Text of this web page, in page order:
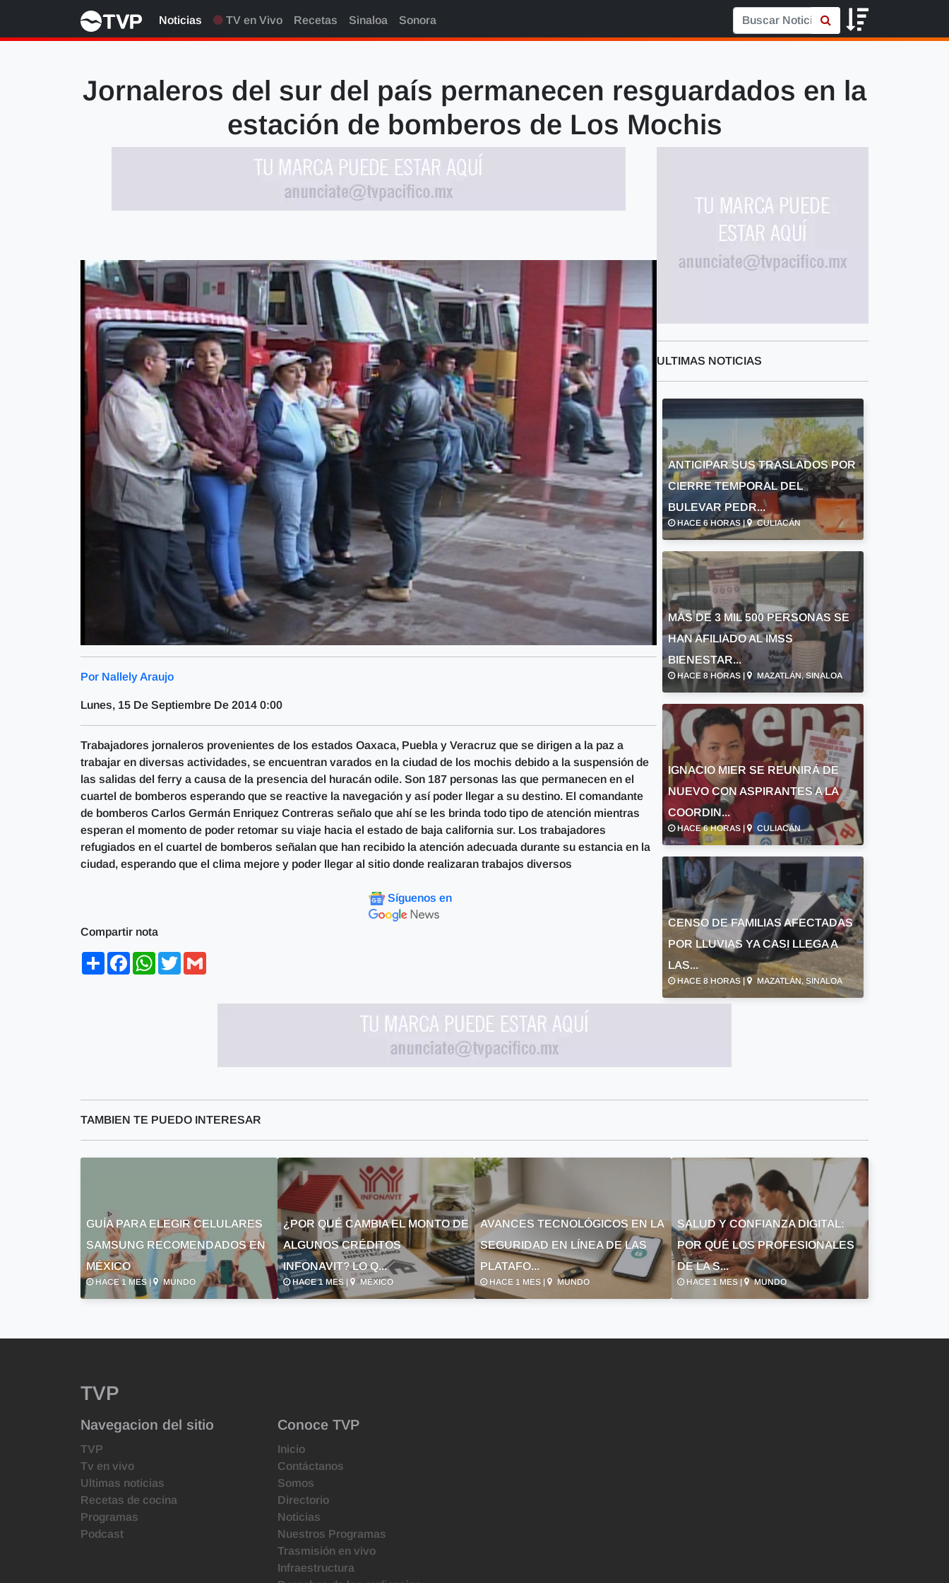
Noticias TV en Vivo Recetas Sinaloa Sonora
Jornaleros del sur del país permanecen resguardados en la
estación de bomberos de Los Mochis
Por Nallely Araujo
Lunes, 15 De Septiembre De 2014 0:00
Trabajadores jornaleros provenientes de los estados Oaxaca, Puebla y Veracruz que se dirigen a la paz a
trabajar en diversas actividades, se encuentran varados en la ciudad de los mochis debido a la suspensión de
las salidas del ferry a causa de la presencia del huracán odile. Son 187 personas las que permanecen en el
cuartel de bomberos esperando que se reactive la navegación y así poder llegar a su destino. El comandante
de bomberos Carlos Germán Enriquez Contreras señalo que ahí se les brinda todo tipo de atención mientras
esperan el momento de poder retomar su viaje hacia el estado de baja california sur. Los trabajadores
refugiados en el cuartel de bomberos señalan que han recibido la atención adecuada durante su estancia en la
ciudad, esperando que el clima mejore y poder llegar al sitio donde realizaran trabajos diversos
Síguenos en
Compartir nota
ShareFacebookWhatsApp
Twitter
ULTIMAS NOTICIAS
ANTICIPAR SUS TRASLADOS POR
CIERRE TEMPORAL DEL
BULEVAR PEDR...
HACE 6 HORAS | CULIACÁN
MÁS DE 3 MIL 500 PERSONAS SE
HAN AFILIADO AL IMSS
BIENESTAR...
HACE 8 HORAS | MAZATLÁN, SINALOA
IGNACIO MIER SE REUNIRÁ DE
NUEVO CON ASPIRANTES A LA
COORDIN...
HACE 6 HORAS | CULIACÁN
CENSO DE FAMILIAS AFECTADAS
POR LLUVIAS YA CASI LLEGA A
LAS...
HACE 8 HORAS | MAZATLÁN, SINALOA
TAMBIEN TE PUEDO INTERESAR
GUÍA PARA ELEGIR CELULARES
SAMSUNG RECOMENDADOS EN
MÉXICO
HACE 1 MES | MUNDO
¿POR QUÉ CAMBIA EL MONTO DE
ALGUNOS CRÉDITOS
INFONAVIT? LO Q...
HACE 1 MES | MÉXICO
AVANCES TECNOLÓGICOS EN LA
SEGURIDAD EN LÍNEA DE LAS
PLATAFO...
HACE 1 MES | MUNDO
SALUD Y CONFIANZA DIGITAL:
POR QUÉ LOS PROFESIONALES
DE LA S...
HACE 1 MES | MUNDO
TVP
Navegacion del sitio
TVP
Tv en vivo
Ultimas noticias
Recetas de cocina
Programas
Podcast
Conoce TVP
Inicio
Contáctanos
Somos
Directorio
Noticias
Nuestros Programas
Trasmisión en vivo
Infraestructura